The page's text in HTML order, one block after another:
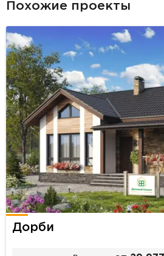
Похожие проекты
Дорби